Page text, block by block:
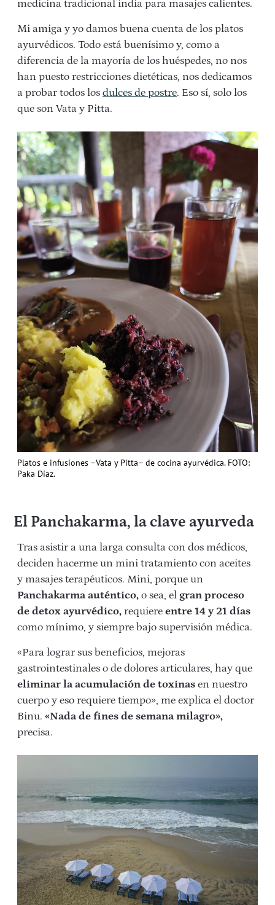
medicina tradicional india para masajes calientes.
Mi amiga y yo damos buena cuenta de los platos
ayurvédicos. Todo está buenísimo y, como a
diferencia de la mayoría de los huéspedes, no nos
han puesto restricciones dietéticas, nos dedicamos
a probar todos los dulces de postre. Eso sí, solo los
que son Vata y Pitta.
Platos e infusiones –Vata y Pitta– de cocina ayurvédica. FOTO:
Paka Díaz.
El Panchakarma, la clave ayurveda
Tras asistir a una larga consulta con dos médicos,
deciden hacerme un mini tratamiento con aceites
y masajes terapéuticos. Mini, porque un
Panchakarma auténtico, o sea, el gran proceso
de detox ayurvédico, requiere entre 14 y 21 días
como mínimo, y siempre bajo supervisión médica.
«Para lograr sus beneficios, mejoras
gastrointestinales o de dolores articulares, hay que
eliminar la acumulación de toxinas en nuestro
cuerpo y eso requiere tiempo», me explica el doctor
Binu. «Nada de fines de semana milagro»,
precisa.